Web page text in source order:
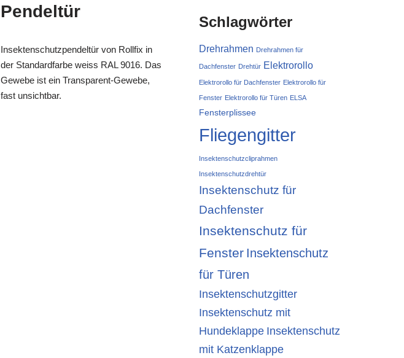
Pendeltür
Insektenschutzpendeltür von Rollfix in
der Standardfarbe weiss RAL 9016. Das
Gewebe ist ein Transparent-Gewebe,
fast unsichtbar.
Schlagwörter
Drehrahmen Drehrahmen für
Dachfenster Drehtür Elektrorollo
Elektrorollo für Dachfenster Elektrorollo für
Fenster Elektrorollo für Türen ELSA
Fensterplissee
Fliegengitter
Insektenschutzcliprahmen
Insektenschutzdrehtür
Insektenschutz für
Dachfenster
Insektenschutz für
Fenster Insektenschutz
für Türen
Insektenschutzgitter
Insektenschutz mit
Hundeklappe Insektenschutz
mit Katzenklappe